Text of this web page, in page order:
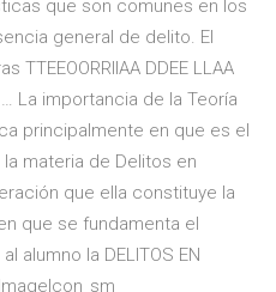
que son comunes en los
general de delito. El
DDEE LLAA
… La importancia de la Teoría
principalmente en que es el
materia de Delitos en
que ella constituye la
que se fundamenta el
alumno la DELITOS EN